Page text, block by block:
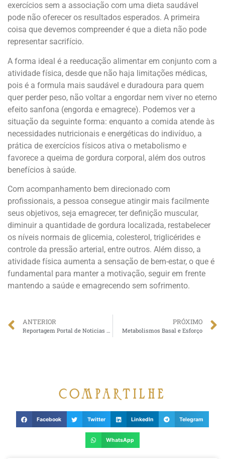
exercícios sem a associação com uma dieta saudável
pode não oferecer os resultados esperados. A primeira
coisa que devemos compreender é que a dieta não pode
representar sacrifício.
A forma ideal é a reeducação alimentar em conjunto com a
atividade física, desde que não haja limitações médicas,
pois é a formula mais saudável e duradoura para quem
quer perder peso, não voltar a engordar nem viver no eterno
efeito sanfona (engorda e emagrece). Podemos ver a
situação da seguinte forma: enquanto a comida atende às
necessidades nutricionais e energéticas do indivíduo, a
prática de exercícios físicos ativa o metabolismo e
favorece a queima de gordura corporal, além dos outros
benefícios à saúde.
Com acompanhamento bem direcionado com
profissionais, a pessoa consegue atingir mais facilmente
seus objetivos, seja emagrecer, ter definição muscular,
diminuir a quantidade de gordura localizada, restabelecer
os níveis normais de glicemia, colesterol, triglicérides e
controle da pressão arterial, entre outros. Além disso, a
atividade física aumenta a sensação de bem-estar, o que é
fundamental para manter a motivação, seguir em frente
mantendo a saúde e emagrecendo sem sofrimento.
ANTERIOR
Reportagem Portal de Noticias Ego Brazil: FAMOSOS PRESTIGIAM PALESTRA COM CLÁUDIO AMBRÓSIO O MEDICO DAS CELEBRIDADES NO RJ
PRÓXIMO
Metabolismos Basal e Esforço
compartilhe
Facebook Twitter LinkedIn Telegram
WhatsApp